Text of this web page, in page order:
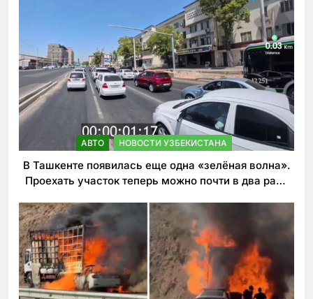
АВТО НОВОСТИ УЗБЕКИСТАНА
В Ташкенте появилась еще одна «зелёная волна».
Проехать участок теперь можно почти в два раза